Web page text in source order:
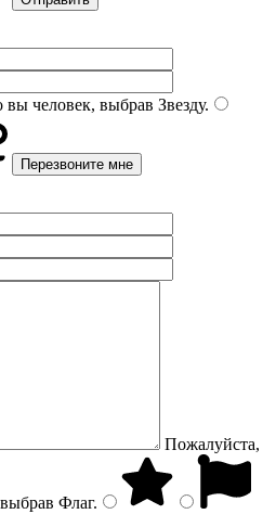
вы человек, выбрав Звезду.
Пожалуйста,
Флаг.